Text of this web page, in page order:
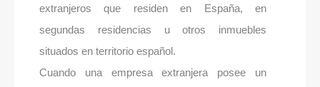
extranjeros que residen en España, en
segundas residencias u otros inmuebles
situados en territorio español.
Cuando una empresa extranjera posee un